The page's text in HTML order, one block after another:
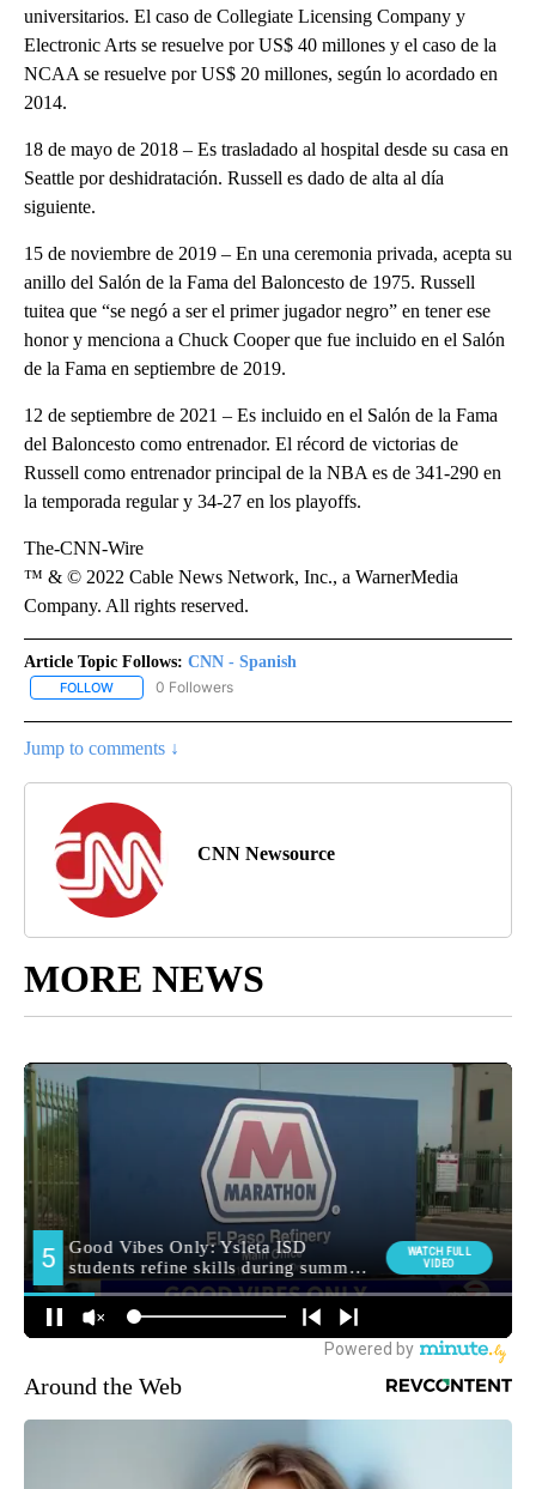
universitarios. El caso de Collegiate Licensing Company y
Electronic Arts se resuelve por US$ 40 millones y el caso de la
NCAA se resuelve por US$ 20 millones, según lo acordado en
2014.
18 de mayo de 2018 – Es trasladado al hospital desde su casa en
Seattle por deshidratación. Russell es dado de alta al día
siguiente.
15 de noviembre de 2019 – En una ceremonia privada, acepta su
anillo del Salón de la Fama del Baloncesto de 1975. Russell
tuitea que “se negó a ser el primer jugador negro” en tener ese
honor y menciona a Chuck Cooper que fue incluido en el Salón
de la Fama en septiembre de 2019.
12 de septiembre de 2021 – Es incluido en el Salón de la Fama
del Baloncesto como entrenador. El récord de victorias de
Russell como entrenador principal de la NBA es de 341-290 en
la temporada regular y 34-27 en los playoffs.
The-CNN-Wire
™ & © 2022 Cable News Network, Inc., a WarnerMedia
Company. All rights reserved.
Article Topic Follows: CNN - Spanish
FOLLOW FOLLOW "CNN - SPANISH" TO RECEIVE NOTIFICATIONS ABOUT
0 Followers
Jump to comments ↓
CNN Newsource
MORE NEWS
Around the Web